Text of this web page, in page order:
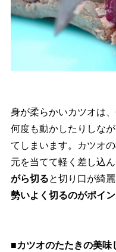
身が柔らかいカツオは
何度も動かしたりしな
てしまいます。カツオ
元を当てて軽く差し込
がら切ると切り口が綺
勢いよく切るのがポイン
■カツオのたたきの美味